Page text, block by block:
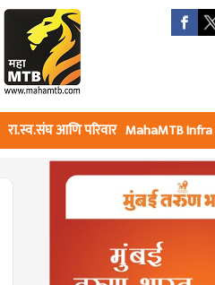
रा.स्व.संघ आणि परिवार MahaMTB Infra